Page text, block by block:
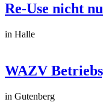
Re-Use nicht
in Halle
WAZV
in Gutenberg